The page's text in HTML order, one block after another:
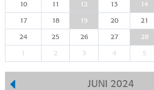
10 11 12 13 14
17 18 19 20 21
24 25 26 27 28
1 2 3 4 5
JUNI 2024